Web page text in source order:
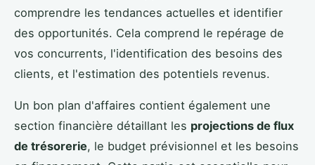
comprendre les tendances actuelles et identifier
des opportunités. Cela comprend le repérage de
vos concurrents, l'identification des besoins des
clients, et l'estimation des potentiels revenus.
Un bon plan d'affaires contient également une
section financière détaillant les projections de flux
de trésorerie, le budget prévisionnel et les besoins